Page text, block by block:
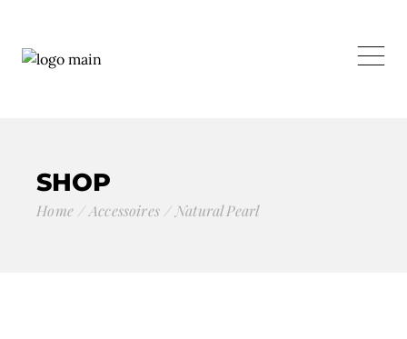
SHOP
Home Accessoires Natural Pearl